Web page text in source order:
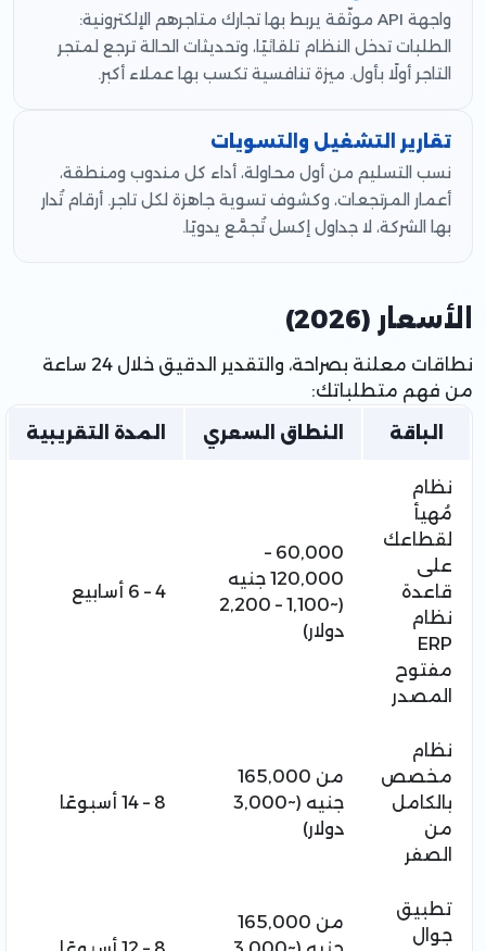
واجهة API موثّقة يربط بها تجارك متاجرهم الإلكترونية:
الطلبات تدخل النظام تلقائيًا، وتحديثات الحالة ترجع لمتجر
التاجر أولًا بأول. ميزة تنافسية تكسب بها عملاء أكبر.
تقارير التشغيل والتسويات
نسب التسليم من أول محاولة، أداء كل مندوب ومنطقة،
أعمار المرتجعات، وكشوف تسوية جاهزة لكل تاجر. أرقام تُدار
بها الشركة، لا جداول إكسل تُجمَّع يدويًا.
الأسعار (2026)
نطاقات معلنة بصراحة، والتقدير الدقيق خلال 24 ساعة
من فهم متطلباتك:
الباقة النطاق السعري المدة التقريبية
نظام
مُهيأ
لقطاعك
على
قاعدة
نظام
ERP
مفتوح
المصدر
60,000 –
120,000 جنيه
(~1,100 – 2,200
دولار)
4 – 6 أسابيع
نظام
مخصص
بالكامل
من
الصفر
من 165,000
جنيه (~3,000
دولار)
8 – 14 أسبوعًا
تطبيق
جوال
من 165,000